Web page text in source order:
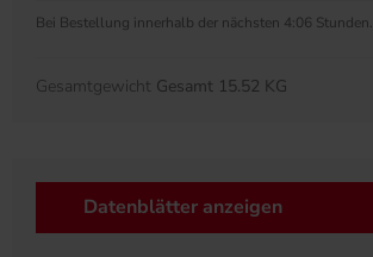
Bei Bestellung innerhalb der nächsten 4:06 Stunden.
Gesamtgewicht Gesamt 15.52 KG
Datenblätter anzeigen